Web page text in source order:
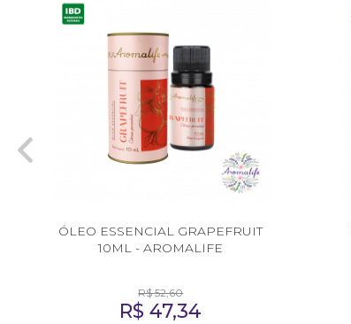
EMBALAGENS
Frascos Rosca 28
Frascos Rosca 18
Flaconete Rosca 13
ÓLEO ESSENCIAL GRAPEFRUIT
10ML - AROMALIFE
R$52,60
R$47,34